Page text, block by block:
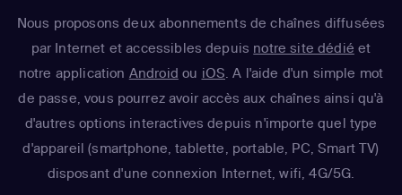
Nous proposons deux abonnements de chaînes diffusées
par Internet et accessibles depuis notre site dédié et
notre application Android ou iOS . A l'aide d'un simple mot
de passe, vous pourrez avoir accès aux chaînes ainsi qu'à
d'autres options interactives depuis n'importe quel type
d'appareil (smartphone, tablette, portable, PC, Smart TV)
disposant d'une connexion Internet, wifi, 4G/5G.